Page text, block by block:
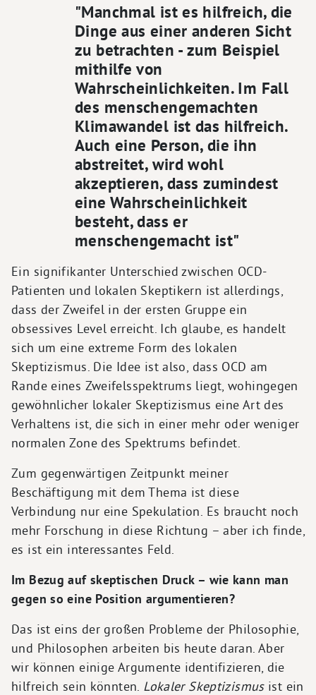
"Manchmal ist es hilfreich, die
Dinge aus einer anderen Sicht
zu betrachten - zum Beispiel
mithilfe von
Wahrscheinlichkeiten. Im Fall
des menschengemachten
Klimawandel ist das hilfreich.
Auch eine Person, die ihn
abstreitet, wird wohl
akzeptieren, dass zumindest
eine Wahrscheinlichkeit
besteht, dass er
menschengemacht ist"
Ein signifikanter Unterschied zwischen OCD-
Patienten und lokalen Skeptikern ist allerdings,
dass der Zweifel in der ersten Gruppe ein
obsessives Level erreicht. Ich glaube, es handelt
sich um eine extreme Form des lokalen
Skeptizismus. Die Idee ist also, dass OCD am
Rande eines Zweifelsspektrums liegt, wohingegen
gewöhnlicher lokaler Skeptizismus eine Art des
Verhaltens ist, die sich in einer mehr oder weniger
normalen Zone des Spektrums befindet.
Zum gegenwärtigen Zeitpunkt meiner
Beschäftigung mit dem Thema ist diese
Verbindung nur eine Spekulation. Es braucht noch
mehr Forschung in diese Richtung – aber ich finde,
es ist ein interessantes Feld.
Im Bezug auf skeptischen Druck – wie kann man
gegen so eine Position argumentieren?
Das ist eins der großen Probleme der Philosophie,
und Philosophen arbeiten bis heute daran. Aber
wir können einige Argumente identifizieren, die
hilfreich sein könnten. Lokaler Skeptizismusist ein